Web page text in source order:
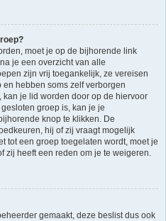
moet je op de bijhorende link
je een overzicht van alle
zijn vrij toegankelijk, ze vereisen
hebben soms zelf verborgen
je lid worden door op de hiervoor
groep is, kan je je
knop te klikken. De
hij of zij vraagt mogelijk
tot een groep toegelaten wordt, moet je
zij heeft een reden om je te weigeren.
gemaakt, deze beslist dus ook